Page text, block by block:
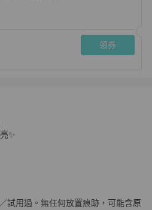
領券
剛帶回 白金 小Q項鍊滿鑽
✨
試用過。無任何放置痕跡，可能含原